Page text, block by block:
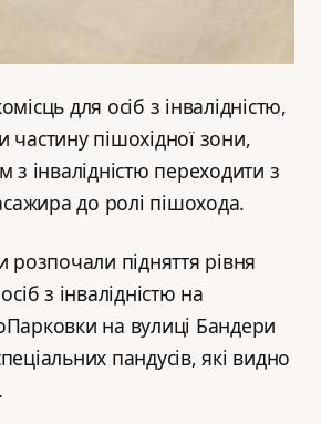
для осіб з інвалідністю,
частину пішохідної зони,
з інвалідністю переходити з
до ролі пішохода.
розпочали підняття рівня
з інвалідністю на
на вулиці Бандери
пандусів, які видно